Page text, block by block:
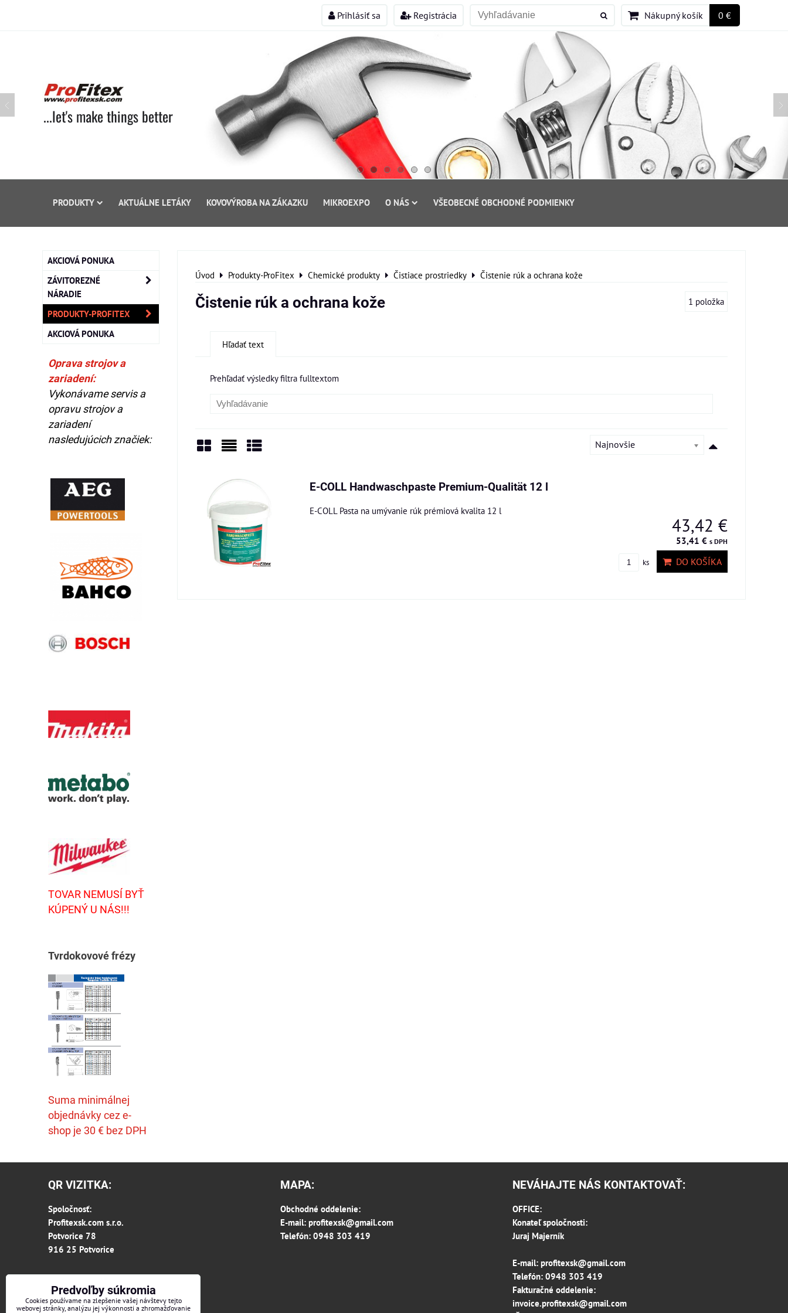
Prihlásiť sa Registrácia Nákupný košík 0 €
...let's make things better
PRODUKTY AKTUÁLNE LETÁKY KOVOVÝROBA NA ZÁKAZKU MIKROEXPO O NÁS VŠEOBECNÉ OBCHODNÉ PODMIENKY
Úvod Produkty-ProFitex Chemické produkty Čistiace prostriedky Čistenie rúk a ochrana kože
Čistenie rúk a ochrana kože 1 položka
Hľadať text
Prehľadať výsledky filtra fulltextom
Najnovšie
E-COLL Handwaschpaste Premium-Qualität 12 l
E-COLL Pasta na umývanie rúk prémiová kvalita 12 l
43,42 €
53,41 € s DPH
ks DO KOŠÍKA
AKCIOVÁ PONUKA
ZÁVITOREZNÉ
NÁRADIE
PRODUKTY-PROFITEX
AKCIOVÁ PONUKA
Oprava strojov a
zariadení:
Vykonávame servis a
opravu strojov a
zariadení
nasledujúcich značiek:
TOVAR NEMUSÍ BYŤ
KÚPENÝ U NÁS!!!
Tvrdokovové frézy
Suma minimálnej
objednávky cez e-
shop je 30 € bez DPH
QR VIZITKA:
Spoločnosť:
Profitexsk.com s.r.o.
Potvorice 78
916 25 Potvorice
MAPA:
Obchodné oddelenie:
E-mail: profitexsk@gmail.com
Telefón: 0948 303 419
NEVÁHAJTE NÁS KONTAKTOVAŤ:
OFFICE:
Konateľ spoločnosti:
Juraj Majerník
E-mail: profitexsk@gmail.com
Telefón: 0948 303 419
Fakturačné oddelenie:
invoice.profitexsk@gmail.com
Predvoľby súkromia
Cookies používame na zlepšenie vašej návštevy tejto
webovej stránky, analýzu jej výkonnosti a zhromažďovanie